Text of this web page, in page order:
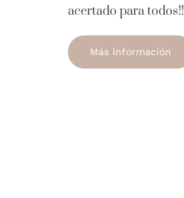
acertado para todos!!
Más información